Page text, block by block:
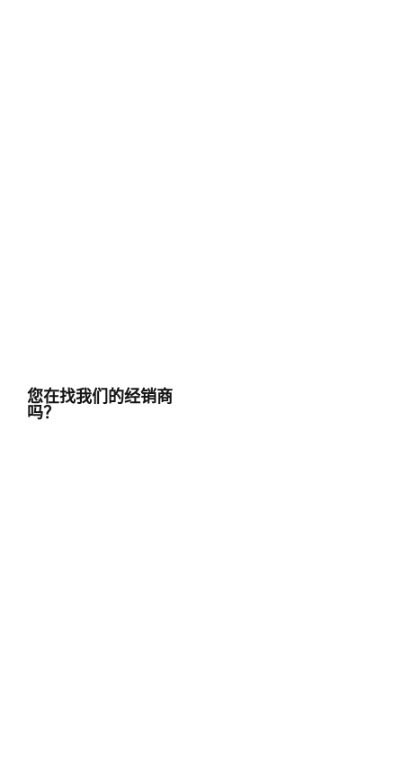
您在找我们的经销商
吗？